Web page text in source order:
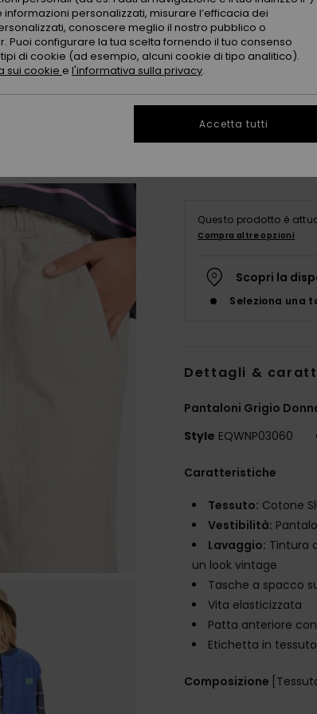
Consulta la guida
Questo prodotto è
Compra altre opzioni
Scopri la
Seleziona una
Dettagli &
Pantaloni Grigio
Style EQWNP03060
Caratteristiche
Tessuto: Cotone
Vestibilità:
Lavaggio: Tintura
un look vintage
Tasche a spacco
Vita elasticizzata
Patta anteriore
Etichetta in
Composizione
personalizzati, misurare l’efficacia dei
conoscere meglio il nostro pubblico o
configurare la tua scelta fornendo il tuo consenso
di cookie (ad esempio, alcuni cookie di tipo analitico).
sui cookie e l'informativa sulla privacy.
Accetta tutti